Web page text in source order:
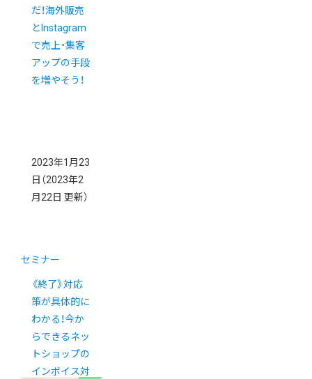
だ！海外販売
とInstagram
で売上・集客
アップの手段
を増やそう！
2023年1月23
日 （2023年2
月22日 更新）
セミナー
《終了》対応
策が具体的に
わかる！今か
らできるネッ
トショップの
インボイス対